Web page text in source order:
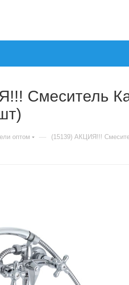
Смеситель
оптом — (15139) АКЦИЯ!!!